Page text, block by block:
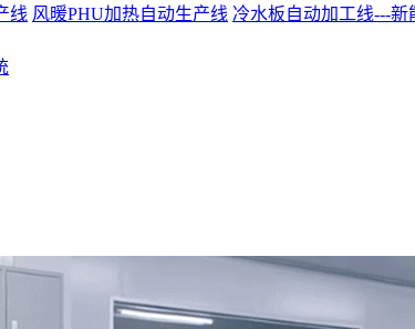
线 风暖PHU加热自动生产线 冷水板自动加工线---新